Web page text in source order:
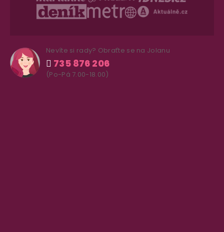
Nevíte si rady? Obraťte se na Jolanu
735 876 206
(Po-Pá 7.00-18.00)